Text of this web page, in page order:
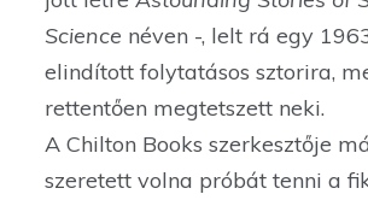
Science néven -, lelt rá egy
elindított folytatásos sztorira,
rettentően megtetszett neki.
A Chilton Books szerkesztője
szeretett volna próbát tenni a